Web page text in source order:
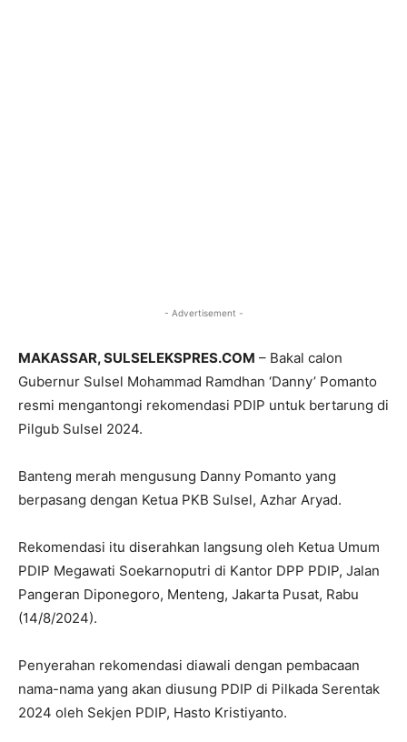
- Advertisement -
MAKASSAR, SULSELEKSPRES.COM – Bakal calon
Gubernur Sulsel Mohammad Ramdhan ‘Danny’ Pomanto
resmi mengantongi rekomendasi PDIP untuk bertarung di
Pilgub Sulsel 2024.
Banteng merah mengusung Danny Pomanto yang
berpasang dengan Ketua PKB Sulsel, Azhar Aryad.
Rekomendasi itu diserahkan langsung oleh Ketua Umum
PDIP Megawati Soekarnoputri di Kantor DPP PDIP, Jalan
Pangeran Diponegoro, Menteng, Jakarta Pusat, Rabu
(14/8/2024).
Penyerahan rekomendasi diawali dengan pembacaan
nama-nama yang akan diusung PDIP di Pilkada Serentak
2024 oleh Sekjen PDIP, Hasto Kristiyanto.